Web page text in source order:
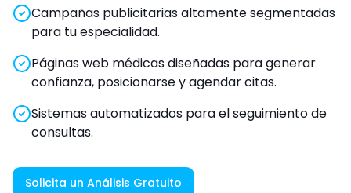
Campañas publicitarias altamente segmentadas
para tu especialidad.
Páginas web médicas diseñadas para generar
confianza, posicionarse y agendar citas.
Sistemas automatizados para el seguimiento de
consultas.
Solicita un Análisis Gratuito